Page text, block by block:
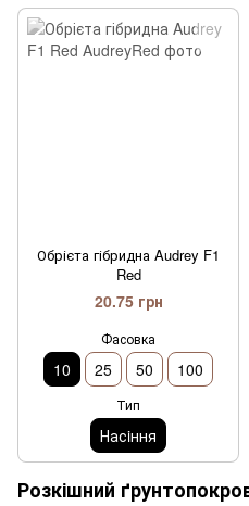
Обрієта гібридна Audrey F1
Red
20.75 грн
Фасовка
10 25 50 100
Тип
Насiння
Розкішний